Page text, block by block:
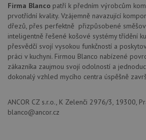
Firma Blanco patří k předním výrobcům
prvotřídní kvality. Vzájemně navazující
dřezů, přes perfektně přizpůsobené
inteligentně řešené košové systémy třídění
přesvědčí svojí vysokou funkčností a
práci v kuchyni. Firmou Blanco nabízené
zákazníka zaujmou svojí odolností a
dokonalý vzhled mycího centra úspěšně
ANCOR CZ s.r.o., K Zelenči 2976/3, 19300,
blanco@ancor.cz
CookieScriptConsent
www.drezy-
blanco.cz